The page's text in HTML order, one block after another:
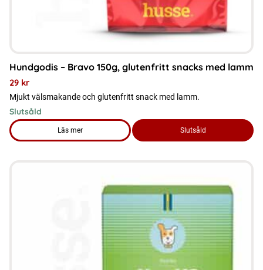
Hundgodis – Bravo 150g, glutenfritt snacks med lamm
29 kr
Mjukt välsmakande och glutenfritt snack med lamm.
Slutsåld
Läs mer
om produkten Hundgodis – Bravo 150g, glutenfritt snacks
Slutsåld